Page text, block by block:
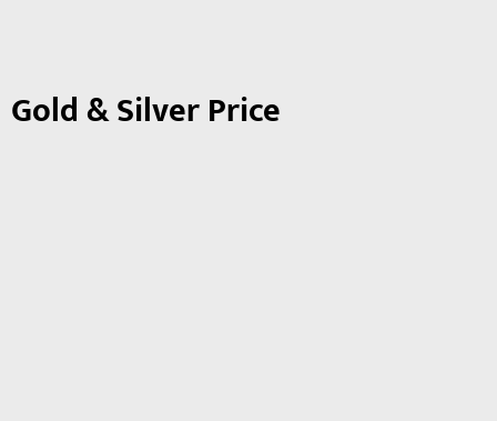
Gold & Silver Price